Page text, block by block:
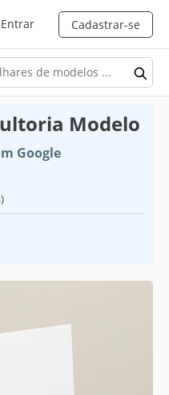
Entrar Cadastrar-se
Modelo
Google